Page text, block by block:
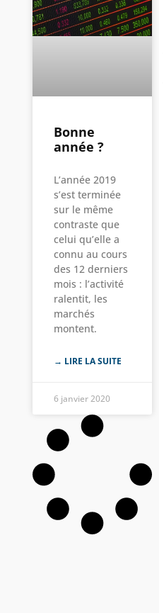
Bonne
année ?
L’année 2019
s’est terminée
sur le même
contraste que
celui qu’elle a
connu au cours
des 12 derniers
mois : l’activité
ralentit, les
marchés
montent.
→ LIRE LA SUITE
6 janvier 2020